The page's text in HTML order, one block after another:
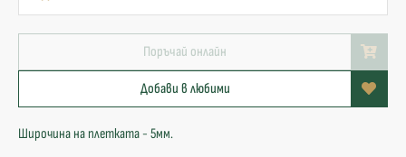
Поръчай онлайн
Добави в любими
Широчина на плетката - 5мм.